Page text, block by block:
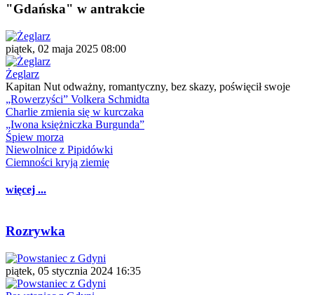
"Gdańska" w antrakcie
piątek, 02 maja 2025 08:00
Żeglarz
Kapitan Nut odważny, romantyczny, bez skazy, poświęcił swoje
„Rowerzyści” Volkera Schmidta
Charlie zmienia się w kurczaka
„Iwona księżniczka Burgunda”
Śpiew morza
Niewolnice z Pipidówki
Ciemności kryją ziemię
więcej ...
Rozrywka
piątek, 05 stycznia 2024 16:35